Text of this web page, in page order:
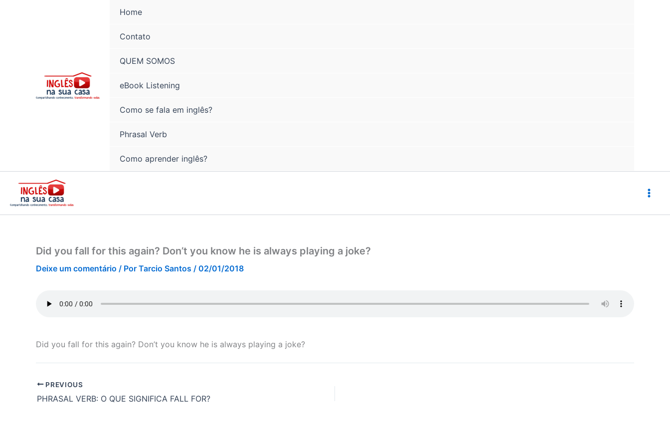
Home
Contato
QUEM SOMOS
eBook Listening
Como se fala em inglês?
Phrasal Verb
Como aprender inglês?
Did you fall for this again? Don’t you know he is always playing a joke?
Deixe um comentário / Por Tarcio Santos / 02/01/2018
Did you fall for this again? Don’t you know he is always playing a joke?
PREVIOUS
PHRASAL VERB: O QUE SIGNIFICA FALL FOR?